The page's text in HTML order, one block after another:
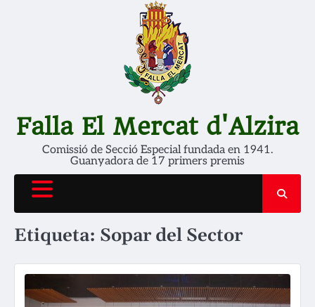
Falla El Mercat d'Alzira
Comissió de Secció Especial fundada en 1941.
Guanyadora de 17 primers premis
Etiqueta: Sopar del Sector